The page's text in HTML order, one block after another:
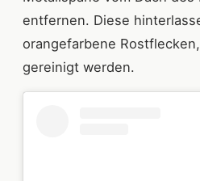
entfernen. Diese
orangefarbene
gereinigt werden.